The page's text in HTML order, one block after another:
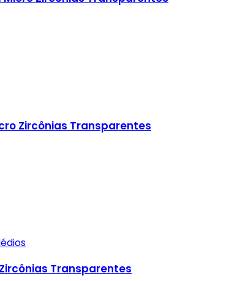
Zircônias Transparentes
Transparentes